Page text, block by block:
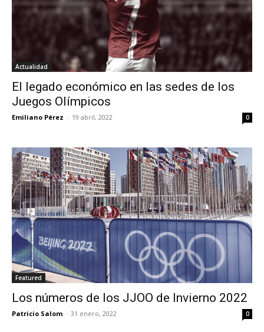
Actualidad
El legado económico en las sedes de los
Juegos Olímpicos
Emiliano Pérez - 19 abril, 2022 0
Featured
Los números de los JJOO de Invierno 2022
Patricio Salom - 31 enero, 2022 0